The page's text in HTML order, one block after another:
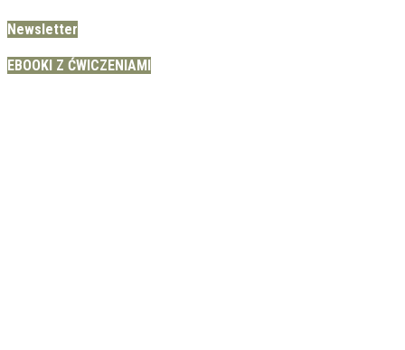
Newsletter
EBOOKI Z ĆWICZENIAMI